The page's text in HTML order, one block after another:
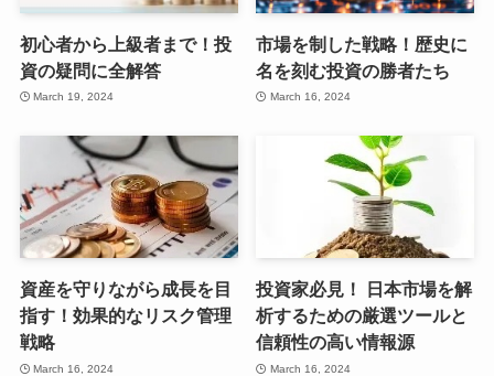
初心者から上級者まで！投
資の疑問に全解答
March 19, 2024
市場を制した戦略！歴史に
名を刻む投資の勝者たち
March 16, 2024
資産を守りながら成長を目
指す！効果的なリスク管理
戦略
March 16, 2024
投資家必見！ 日本市場を解
析するための厳選ツールと
信頼性の高い情報源
March 16, 2024